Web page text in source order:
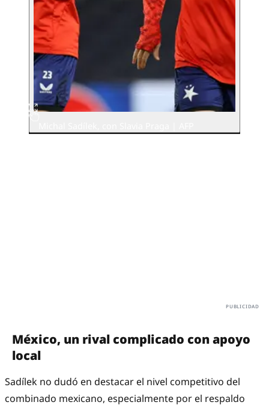
México, un rival complicado con apoyo
local
Sadílek no dudó en destacar el nivel competitivo del
combinado mexicano, especialmente por el respaldo